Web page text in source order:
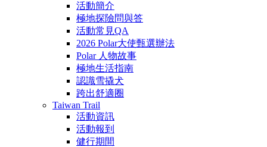
活動簡介
極地探險問與答
活動常見QA
2026 Polar大使甄選辦法
Polar 人物故事
極地生活指南
認識雪撬犬
跨出舒適圈
Taiwan Trail
活動資訊
活動報到
健行期間